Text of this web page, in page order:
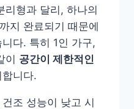
리형과 달리, 하나의
지 완료되기 때문에
다. 특히 1인 가구,
이 공간이 제한적인
니다.
조 성능이 낮고 시